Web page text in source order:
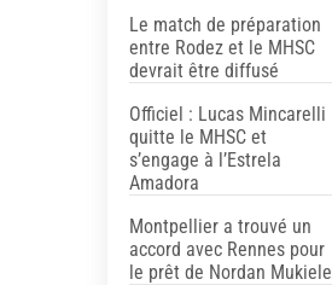
Le match de préparation
entre Rodez et le MHSC
devrait être diffusé
Officiel : Lucas Mincarelli
quitte le MHSC et
s’engage à l’Estrela
Amadora
Montpellier a trouvé un
accord avec Rennes pour
le prêt de Nordan Mukiele